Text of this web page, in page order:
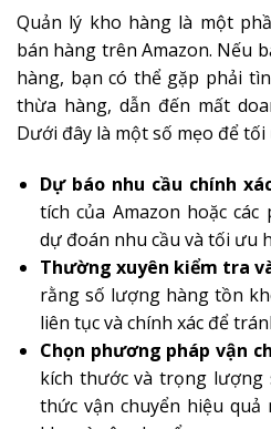
Quản lý kho hàng là một
bán hàng trên Amazon. Nếu
hàng, bạn có thể gặp phải
thừa hàng, dẫn đến mất
Dưới đây là một số mẹo để
Dự báo nhu cầu chính
tích của Amazon hoặc
dự đoán nhu cầu và tối ưu
Thường xuyên kiểm tra
rằng số lượng hàng tồn
liên tục và chính xác để
Chọn phương pháp vận
kích thước và trọng lượng
thức vận chuyển hiệu